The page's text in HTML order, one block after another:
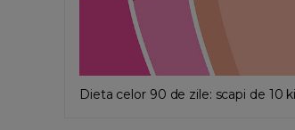
Dieta celor 90 de zile: scapi de 10